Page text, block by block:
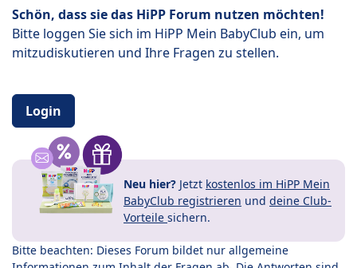
Schön, dass sie das HiPP Forum nutzen möchten!
Bitte loggen Sie sich im HiPP Mein BabyClub ein, um
mitzudiskutieren und Ihre Fragen zu stellen.
Login
Neu hier? Jetzt kostenlos im HiPP Mein
BabyClub registrieren und deine Club-
Vorteile sichern.
Bitte beachten: Dieses Forum bildet nur allgemeine